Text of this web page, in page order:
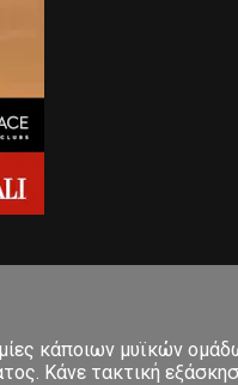
κάποιων μυϊκών
Κάνε τακτική